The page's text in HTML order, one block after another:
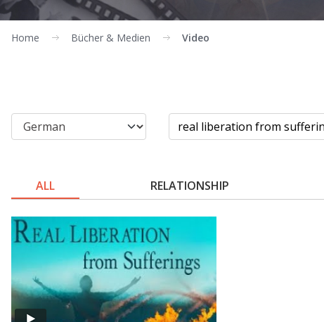
Home Bücher & Medien Video
ALL RELATIONSHIP